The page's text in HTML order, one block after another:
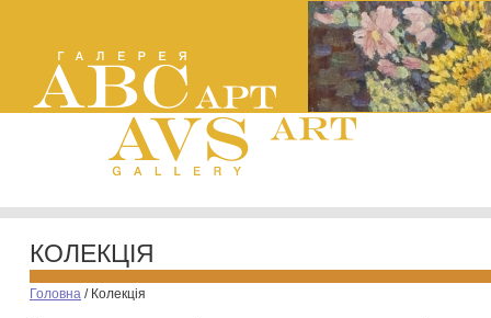
КОЛЕКЦІЯ
Головна / Колекція